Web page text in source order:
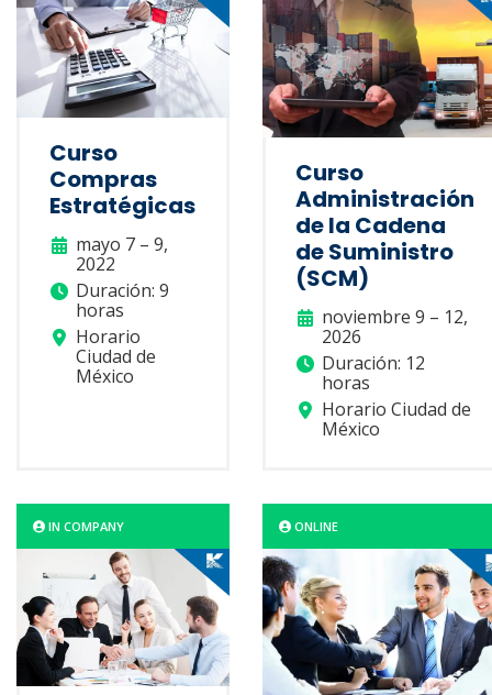
Curso
Compras
Estratégicas
mayo 7 – 9,
2022
Duración: 9
horas
Horario
Ciudad de
México
Curso
Administración
de la Cadena
de Suministro
(SCM)
noviembre 9 – 12,
2026
Duración: 12
horas
Horario Ciudad de
México
IN COMPANY ONLINE